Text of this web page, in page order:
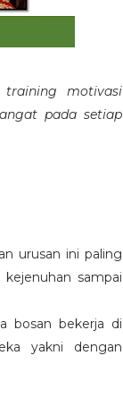
training motivasi
pada setiap
urusan ini paling
sampai
bosan bekerja di
yakni dengan